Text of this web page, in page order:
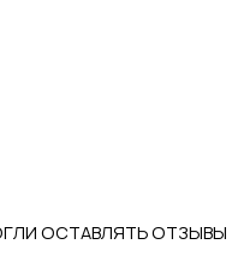
ОСТАВЛЯТЬ ОТЗЫВЫ